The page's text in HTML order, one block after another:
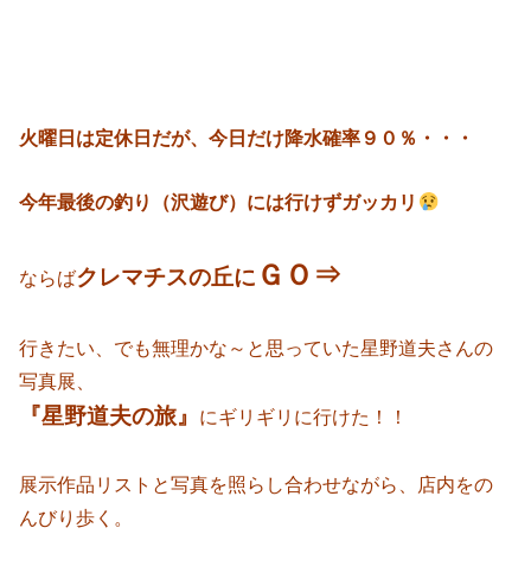
火曜日は定休日だが、今日だけ降水確率９０％・・・
今年最後の釣り（沢遊び）には行けずガッカリ
ならばクレマチスの丘に ＧＯ⇒
行きたい、でも無理かな～と思っていた星野道夫さんの
写真展、
『星野道夫の旅』 にギリギリに行けた！！
展示作品リストと写真を照らし合わせながら、店内をの
んびり歩く。